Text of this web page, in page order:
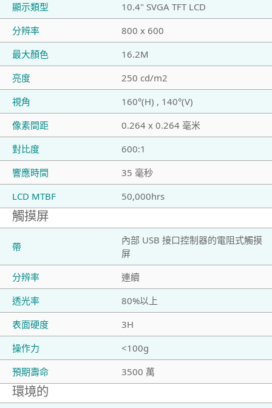
顯示類型
10.4" SVGA TFT LCD
分辨率
800 x 600
最大顏色
16.2M
亮度
250 cd/m2
視角
160°(H) , 140°(V)
像素間距
0.264 x 0.264 毫米
對比度
600:1
響應時間
35 毫秒
LCD MTBF
50,000hrs
觸摸屏
帶
內部 USB 接口控制器的電阻式觸摸
屏
分辨率
連續
透光率
80%以上
表面硬度
3H
操作力
<100g
預期壽命
3500 萬
環境的